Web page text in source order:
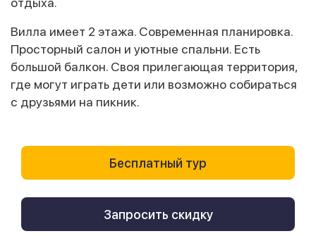
Вилла имеет 2 этажа. Современная планировка.
Просторный салон и уютные спальни. Есть
большой балкон. Своя прилегающая территория,
где могут играть дети или возможно собираться
с друзьями на пикник.
Бесплатный тур
Запросить скидку